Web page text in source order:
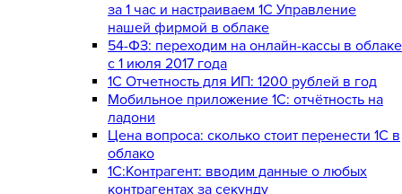
за 1 час и настраиваем 1С Управление
нашей фирмой в облаке
54-ФЗ: переходим на онлайн-кассы в облаке
с 1 июля 2017 года
1С Отчетность для ИП: 1200 рублей в год
Мобильное приложение 1С: отчётность на
ладони
Цена вопроса: сколько стоит перенести 1С в
облако
1С:Контрагент: вводим данные о любых
контрагентах за секунду